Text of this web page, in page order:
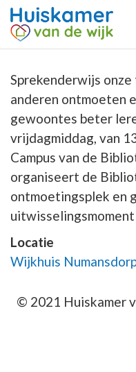
Sprekenderwijs
anderen ontmoeten
gewoontes beter
vrijdagmiddag, van
Campus van de
organiseert de
ontmoetingsplek en
Locatie
Wijkhuis
© 2021 Huiskamer